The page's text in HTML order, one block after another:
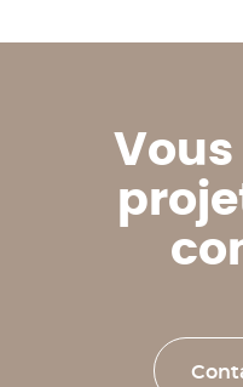
Vous